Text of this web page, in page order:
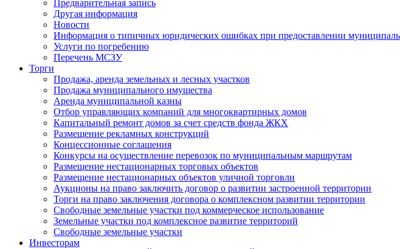
Предварительная запись
Другая информация
Новости
Информация о типичных юридических ошибках при предоставлении
Услуги по погребению
Перечень МСЗУ
Торги
Продажа, аренда земельных и лесных участков
Продажа муниципального имущества
Аренда муниципальной казны
Отбор управляющих компаний для многоквартирных домов
Капитальный ремонт домов за счет средств фонда ЖКХ
Размещение рекламных конструкций
Концессионные соглашения
Конкурсы на осуществление перевозок по муниципальным маршрутам
Размещение нестационарных торговых объектов
Размещение нестационарных объектов уличной торговли
Аукционы на право заключить договор о развитии застроенной территории
Торги на право заключения договора о комплексном развитии территории
Свободные земельные участки под коммерческое использование
Земельные участки под комплексное развитие территорий
Свободные земельные участки
Инвесторам